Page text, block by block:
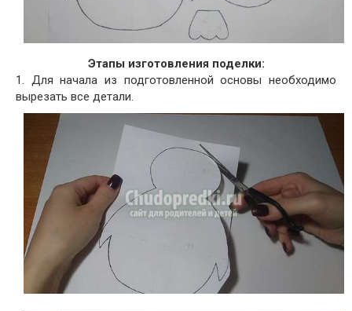
Этапы изготовления поделки:
1. Для начала из подготовленной основы необходимо
вырезать все детали.